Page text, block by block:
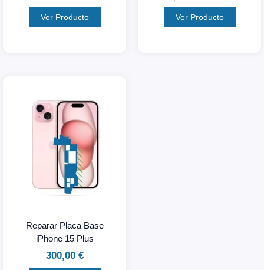
Ver Producto Ver Producto
Reparar Placa Base
iPhone 15 Plus
300,00 €